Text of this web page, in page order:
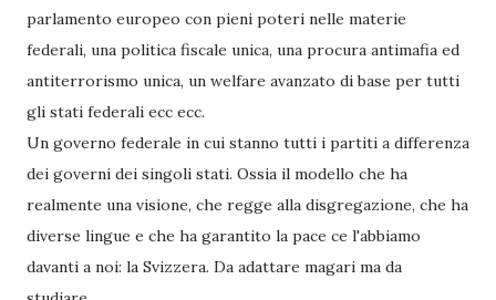
parlamento europeo con pieni poteri nelle materie
federali, una politica fiscale unica, una procura antimafia ed
antiterrorismo unica, un welfare avanzato di base per tutti
gli stati federali ecc ecc.
Un governo federale in cui stanno tutti i partiti a differenza
dei governi dei singoli stati. Ossia il modello che ha
realmente una visione, che regge alla disgregazione, che ha
diverse lingue e che ha garantito la pace ce l'abbiamo
davanti a noi: la Svizzera. Da adattare magari ma da